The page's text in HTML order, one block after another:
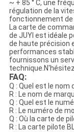
~ + 85 ° C, une
régulation de la
fonctionnement de
La carte de
de JUYI est idéale
de haute précision
performances
fournissons un
FAQ:
Q : Quel est le nom
R : Le nom de
Q : Quel est le
R : Le numéro de
Q : Où la carte de
R : La carte pilote